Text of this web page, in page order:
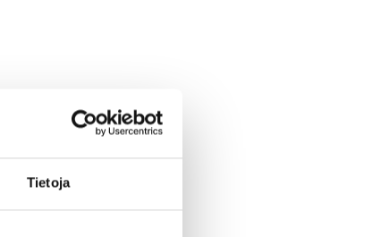
Tietoja